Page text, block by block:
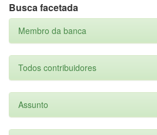
Busca facetada
Membro da banca
Todos contribuidores
Assunto